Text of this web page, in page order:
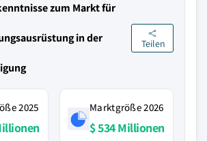
zum Markt für
in der Teilen
2025 Marktgröße 2026
$ 534 Millionen